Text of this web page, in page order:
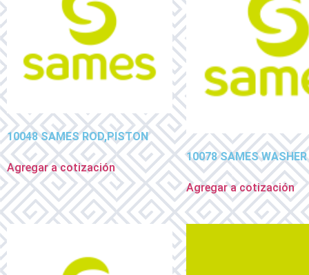
10048 SAMES ROD,PISTON
Agregar a cotización
10078 SAMES
Agregar a cotización